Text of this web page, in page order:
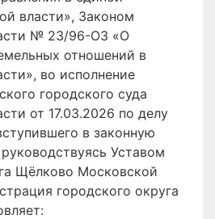
власти», Законом
№ 23/96-ОЗ «О
отношений в
во исполнение
городского суда
от 17.03.2026 по делу
в законную
Уставом
Щёлково Московской
городского округа